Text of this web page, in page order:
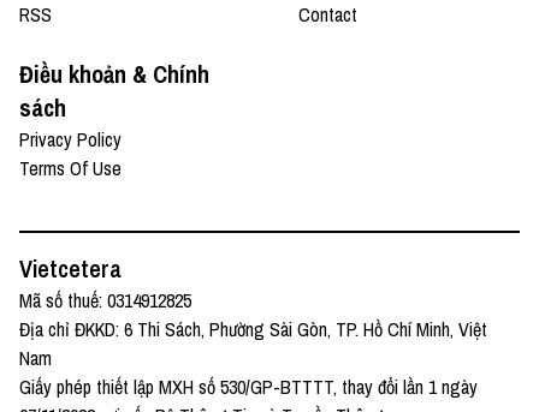
RSS
Contact
Điều khoản & Chính
sách
Privacy Policy
Terms Of Use
Vietcetera
Mã số thuế: 0314912825
Địa chỉ ĐKKD: 6 Thi Sách, Phường Sài Gòn, TP. Hồ Chí Minh, Việt
Nam
Giấy phép thiết lập MXH số 530/GP-BTTTT, thay đổi lần 1 ngày